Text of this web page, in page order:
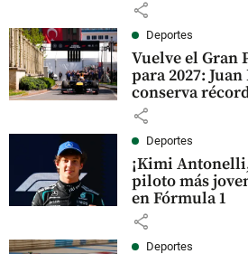
share
Deportes
Vuelve el Gran
para 2027:
conserva
share
Deportes
¡Kimi
piloto más
en Fórmula 1
share
Deportes